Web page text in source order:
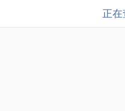
正在